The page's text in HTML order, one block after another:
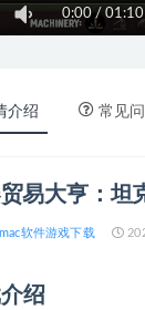
0:00/ 01:10
介绍 常见
易大亨：坦
mac软件游戏下载
绍